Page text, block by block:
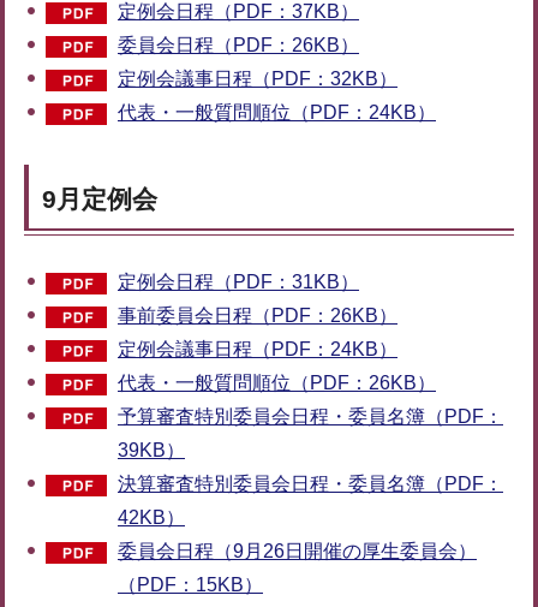
定例会日程（PDF：37KB）
委員会日程（PDF：26KB）
定例会議事日程（PDF：32KB）
代表・一般質問順位（PDF：24KB）
9月定例会
定例会日程（PDF：31KB）
事前委員会日程（PDF：26KB）
定例会議事日程（PDF：24KB）
代表・一般質問順位（PDF：26KB）
予算審査特別委員会日程・委員名簿（PDF：
39KB）
決算審査特別委員会日程・委員名簿（PDF：
42KB）
委員会日程（9月26日開催の厚生委員会）
（PDF：15KB）